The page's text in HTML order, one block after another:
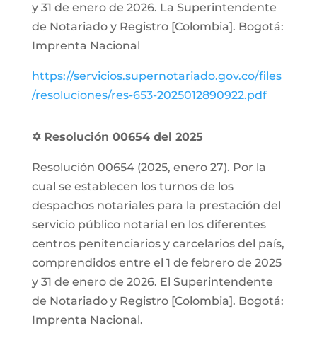
y 31 de enero de 2026. La Superintendente
de Notariado y Registro [Colombia]. Bogotá:
Imprenta Nacional
https://servicios.supernotariado.gov.co/files
/resoluciones/res-653-2025012890922.pdf
✡ Resolución 00654 del 2025
Resolución 00654 (2025, enero 27). Por la
cual se establecen los turnos de los
despachos notariales para la prestación del
servicio público notarial en los diferentes
centros penitenciarios y carcelarios del país,
comprendidos entre el 1 de febrero de 2025
y 31 de enero de 2026. El Superintendente
de Notariado y Registro [Colombia]. Bogotá:
Imprenta Nacional.